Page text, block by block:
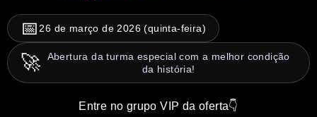
📅26 de março de 2026 (quinta-feira)
🚀
Abertura da turma especial com a melhor condição
da história!
Entre no grupo VIP da oferta👇